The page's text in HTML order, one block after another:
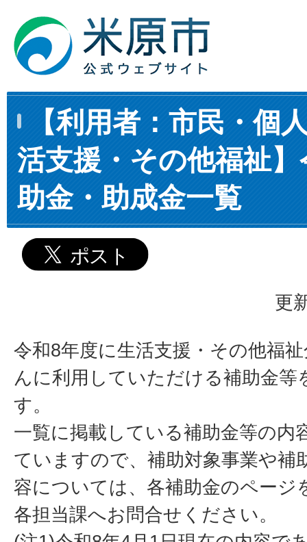
【利用者：市民・個
活支援・その他福祉
助金・助成金一覧
更
令和8年度に生活支援・その他福
んに利用していただける補助金等
す。
一覧に掲載している補助金等の内
ていますので、補助対象事業や補
容については、各補助金のページ
各担当課へお問合せください。